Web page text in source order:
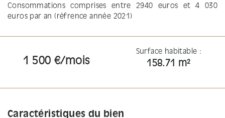
Consommations comprises entre 2940 euros et 4 030
euros par an (réfrence année 2021)
1 500 €/mois
Surface habitable :
158.71 m²
Caractéristiques du bien